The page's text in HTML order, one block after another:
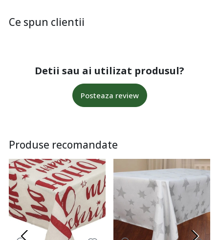
Ce spun clientii
Detii sau ai utilizat produsul?
Posteaza review
Produse recomandate